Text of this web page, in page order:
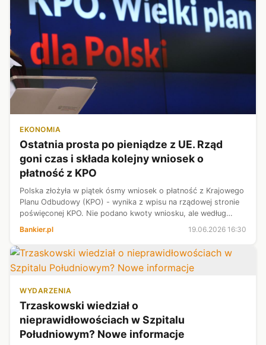
EKONOMIA
Ostatnia prosta po pieniądze z UE. Rząd
goni czas i składa kolejny wniosek o
płatność z KPO
Polska złożyła w piątek ósmy wniosek o płatność z Krajowego
Planu Odbudowy (KPO) - wynika z wpisu na rządowej stronie
poświęconej KPO. Nie podano kwoty wniosku, ale według
Bankier.pl 19.06.2026 16:30
WYDARZENIA
Trzaskowski wiedział o
nieprawidłowościach w Szpitalu
Południowym? Nowe informacje